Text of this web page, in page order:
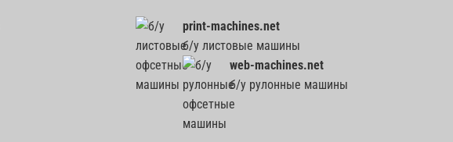
print-machines.net
б/у листовые машины
web-machines.net
б/у рулонные машины